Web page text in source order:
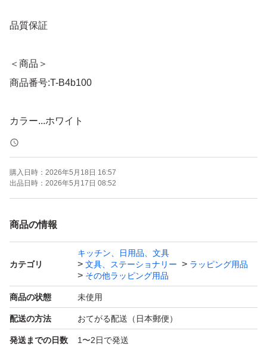
品質保証
＜商品＞
商品番号:T-B4b100
カラー...ホワイト
タイプ：薄手
材料：PE
W280mm×H350mm+40mm
＊＋50mmは図２を参考してください。
厚み：一枚あたり約0.055mm重さ約0.9g
重さに参考ください
購入日時： 2026年5月18日 16:57
出品日時： 2026年5月17日 08:52
商品の情報
カテゴリ
キッチン、日用品、文具
文具、ステーショナリー
ラッピング用品
その他ラッピング用品
商品の状態 未使用
配送の方法 おてがる配送（日本郵便）
発送までの日数 1〜2日で発送